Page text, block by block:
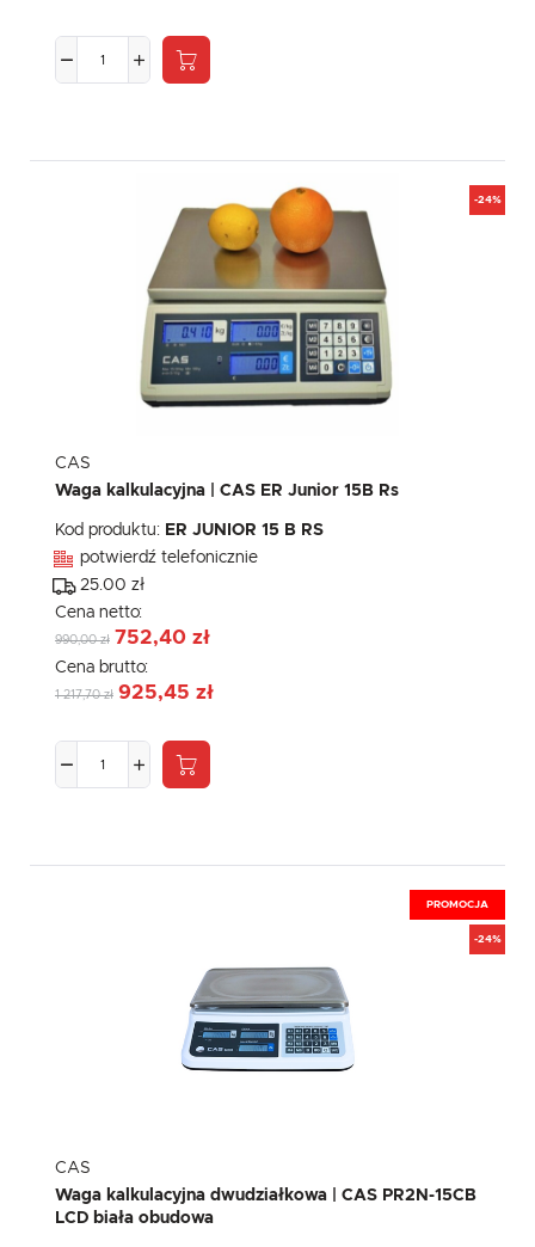
-24%
CAS
Waga kalkulacyjna | CAS ER Junior 15B Rs
Kod produktu: ER JUNIOR 15 B RS
potwierdź telefonicznie
25.00 zł
Cena netto:
990,00 zł 752,40 zł
Cena brutto:
1 217,70 zł 925,45 zł
PROMOCJA
-24%
CAS
Waga kalkulacyjna dwudziałkowa | CAS PR2N-15CB
LCD biała obudowa